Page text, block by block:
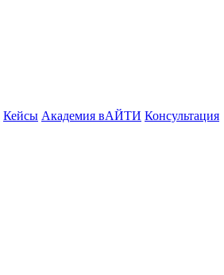
Кейсы Академия вАЙТИ Консультация